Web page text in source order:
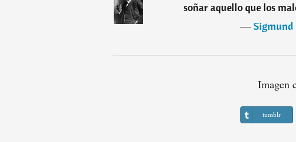
soñar aquello que los
―Sigmund
Imagen
tumblr